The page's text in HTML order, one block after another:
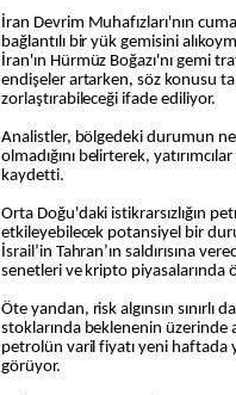
İran Devrim Muhafızları'nın
bağlantılı bir yük gemisini
İran'ın Hürmüz Boğazı'nı gemi
endişeler artarken, söz konusu
zorlaştırabileceği ifade ediliyor.
Analistler, bölgedeki durumun
olmadığını belirterek,
kaydetti.
Orta Doğu'daki istikrarsızlığın
etkileyebilecek potansiyel bir
İsrail’in Tahran’ın saldırısına
senetleri ve kripto piyasalarında
Öte yandan, risk algınsın sınırlı
stoklarında beklenenin üzerinde
petrolün varil fiyatı yeni haftada
görüyor.